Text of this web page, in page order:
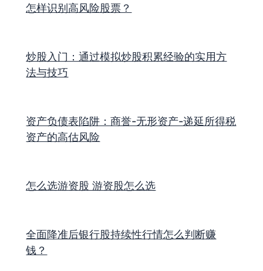
怎样识别高风险股票？
炒股入门：通过模拟炒股积累经验的实用方
法与技巧
资产负债表陷阱：商誉-无形资产-递延所得税
资产的高估风险
怎么选游资股 游资股怎么选
全面降准后银行股持续性行情怎么判断赚
钱？